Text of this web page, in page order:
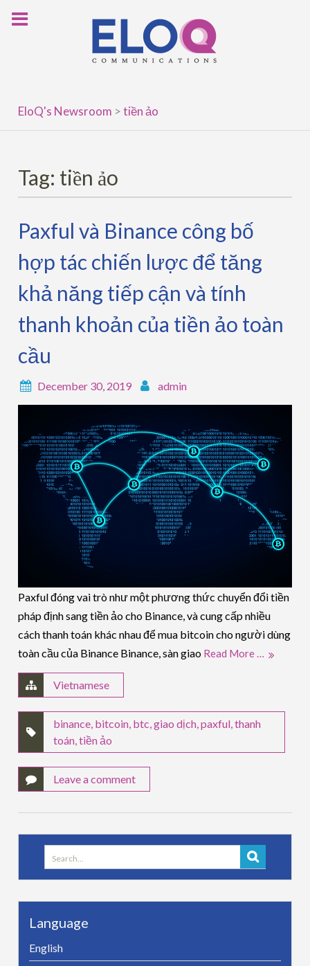
EloQ's Newsroom >tiền ảo
Tag: tiền ảo
Paxful và Binance công bố
hợp tác chiến lược để tăng
khả năng tiếp cận và tính
thanh khoản của tiền ảo toàn
cầu
December 30, 2019 admin
Paxful đóng vai trò như một phương thức chuyển đổi tiền
pháp định sang tiền ảo cho Binance, và cung cấp nhiều
cách thanh toán khác nhau để mua bitcoin cho người dùng
toàn cầu của Binance Binance, sàn giao Read More …
Vietnamese
binance, bitcoin, btc,giao dịch,paxful,thanh
toán,tiền ảo
Leave a comment
Search
for:
Language
English